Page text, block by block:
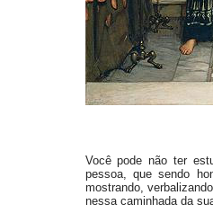
Você pode não ter
pessoa, que sendo
mostrando,
nessa caminhada da